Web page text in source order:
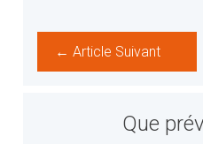
← Article Suivant
Que